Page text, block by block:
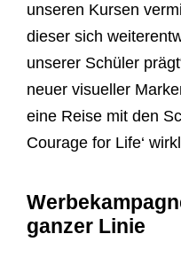
unseren Kursen
dieser sich
unserer Schüler
neuer visueller
eine Reise mit den
Courage for Life‘
ganzer Linie